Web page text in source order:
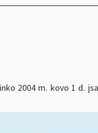
2004 m. kovo 1 d.